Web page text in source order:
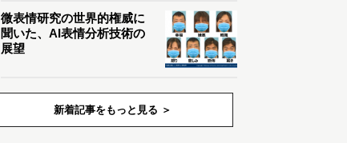
微表情研究の世界的権威に
聞いた、AI表情分析技術の
展望
新着記事をもっと見る